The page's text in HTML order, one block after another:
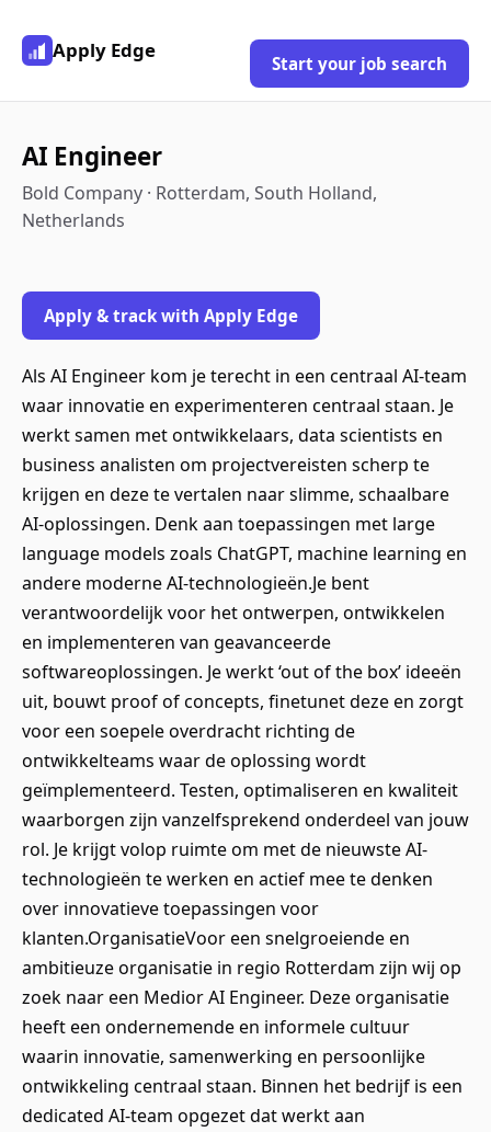
Apply Edge
Start your job search
AI Engineer
Bold Company · Rotterdam, South Holland,
Netherlands
Apply & track with Apply Edge
Als AI Engineer kom je terecht in een centraal AI-team
waar innovatie en experimenteren centraal staan. Je
werkt samen met ontwikkelaars, data scientists en
business analisten om projectvereisten scherp te
krijgen en deze te vertalen naar slimme, schaalbare
AI-oplossingen. Denk aan toepassingen met large
language models zoals ChatGPT, machine learning en
andere moderne AI-technologieën.Je bent
verantwoordelijk voor het ontwerpen, ontwikkelen
en implementeren van geavanceerde
softwareoplossingen. Je werkt ‘out of the box’ ideeën
uit, bouwt proof of concepts, finetunet deze en zorgt
voor een soepele overdracht richting de
ontwikkelteams waar de oplossing wordt
geïmplementeerd. Testen, optimaliseren en kwaliteit
waarborgen zijn vanzelfsprekend onderdeel van jouw
rol. Je krijgt volop ruimte om met de nieuwste AI-
technologieën te werken en actief mee te denken
over innovatieve toepassingen voor
klanten.OrganisatieVoor een snelgroeiende en
ambitieuze organisatie in regio Rotterdam zijn wij op
zoek naar een Medior AI Engineer. Deze organisatie
heeft een ondernemende en informele cultuur
waarin innovatie, samenwerking en persoonlijke
ontwikkeling centraal staan. Binnen het bedrijf is een
dedicated AI-team opgezet dat werkt aan